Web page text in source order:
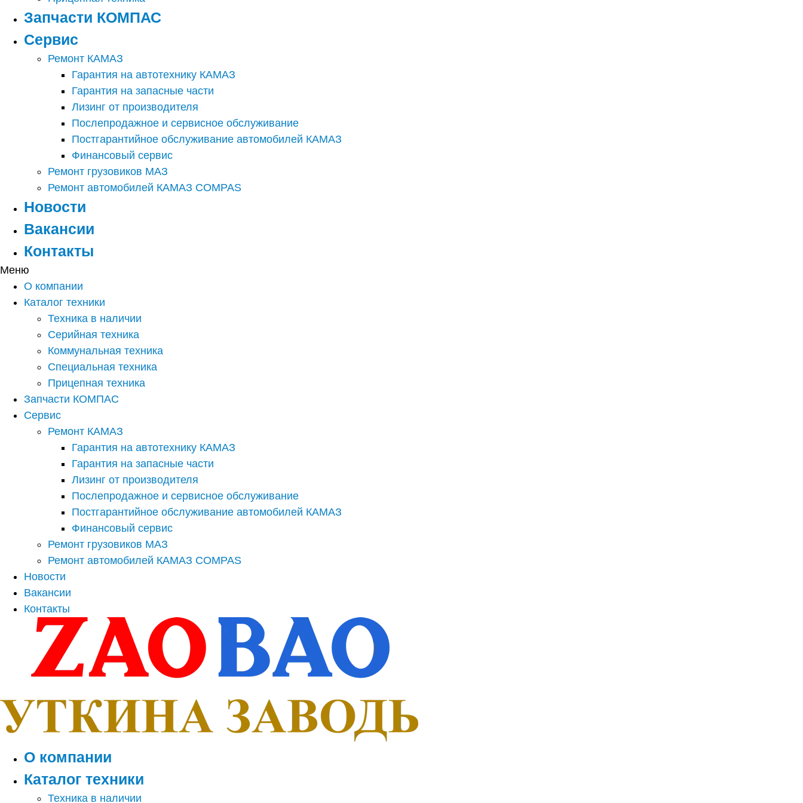
Запчасти КОМПАС
Сервис
Ремонт КАМАЗ
Гарантия на автотехнику КАМАЗ
Гарантия на запасные части
Лизинг от производителя
Послепродажное и сервисное обслуживание
Постгарантийное обслуживание автомобилей КАМАЗ
Финансовый сервис
Ремонт грузовиков МАЗ
Ремонт автомобилей КАМАЗ COMPAS
Новости
Вакансии
Контакты
Меню
О компании
Каталог техники
Техника в наличии
Серийная техника
Коммунальная техника
Специальная техника
Прицепная техника
Запчасти КОМПАС
Сервис
Ремонт КАМАЗ
Гарантия на автотехнику КАМАЗ
Гарантия на запасные части
Лизинг от производителя
Послепродажное и сервисное обслуживание
Постгарантийное обслуживание автомобилей КАМАЗ
Финансовый сервис
Ремонт грузовиков МАЗ
Ремонт автомобилей КАМАЗ COMPAS
Новости
Вакансии
Контакты
О компании
Каталог техники
Техника в наличии